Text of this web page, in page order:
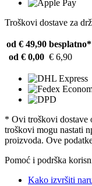
Troškovi dostave za
od € 49,90 besplatno*
od € 0,00 € 6,90
* Ovi troškovi dostave
troškovi mogu nastati
proizvoda. Ove
Pomoć i podrška
Kako izvršiti